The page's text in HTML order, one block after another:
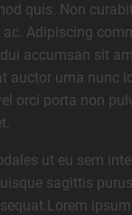
quis. Non
ac. Adipiscing
accumsan sit
auctor urna nunc
orci porta non
ut eu sem
sagittis